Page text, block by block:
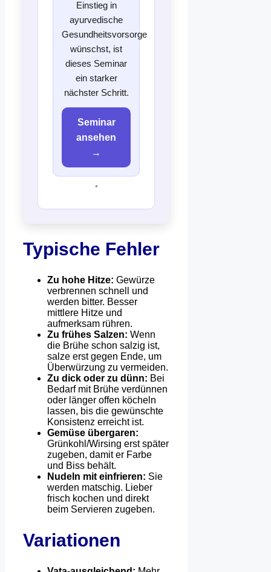
Einstieg in
ayurvedische
Gesundheitsvorsorge
wünschst, ist
dieses Seminar
ein starker
nächster Schritt.
Seminar
ansehen
→
*
Typische Fehler
Zu hohe Hitze: Gewürze
verbrennen schnell und
werden bitter. Besser
mittlere Hitze und
aufmerksam rühren.
Zu frühes Salzen: Wenn
die Brühe schon salzig ist,
salze erst gegen Ende, um
Überwürzung zu vermeiden.
Zu dick oder zu dünn: Bei
Bedarf mit Brühe verdünnen
oder länger offen köcheln
lassen, bis die gewünschte
Konsistenz erreicht ist.
Gemüse übergaren:
Grünkohl/Wirsing erst später
zugeben, damit er Farbe
und Biss behält.
Nudeln mit einfrieren: Sie
werden matschig. Lieber
frisch kochen und direkt
beim Servieren zugeben.
Variationen